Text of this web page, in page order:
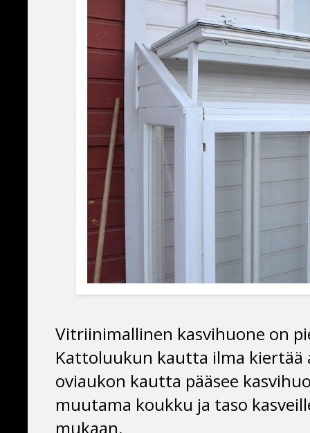
Vitriinimallinen kasvihuone on
Kattoluukun kautta ilma kiertää
oviaukon kautta pääsee
muutama koukku ja taso
mukaan.